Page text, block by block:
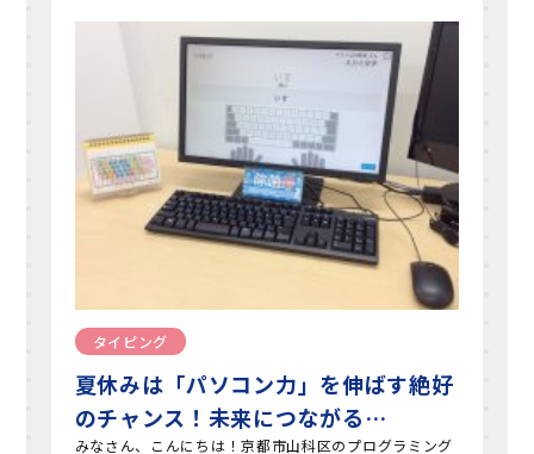
タイピング
夏休みは「パソコン力」を伸ばす絶好
のチャンス！未来につながる…
みなさん、こんにちは！京都市山科区のプログラミング